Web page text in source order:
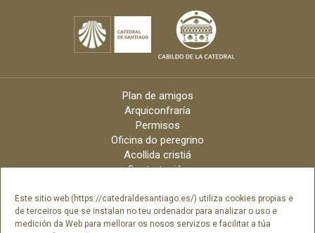
Este sitio web (https://catedraldesantiago.es/) utiliza cookies propias e
de terceiros que se instalan no teu ordenador para analizar o uso e
medición da Web para mellorar os nosos servizos e facilitar a túa
Plan de amigos
Arquiconfraría
Permisos
Oficina do peregrino
Acollida cristiá
Contratación
Arquidiócese
Créditos
Catálogo Dixital